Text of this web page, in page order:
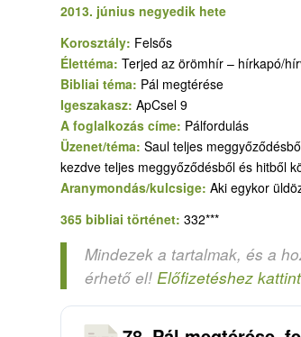
2013. június negyedik hete
Korosztály: Felsős
Élettéma: Terjed az örömhír – hírkapó/
Bibliai téma: Pál megtérése
Igeszakasz: ApCsel 9
A foglalkozás címe: Pálfordulás
Üzenet/téma: Saul teljes
kezdve teljes meggyőződésből és hitből
Aranymondás/kulcsige: Aki egykor
365 bibliai történet: 332***
Mindezek a tartalmak, és a
érhető el! Előfizetéshez